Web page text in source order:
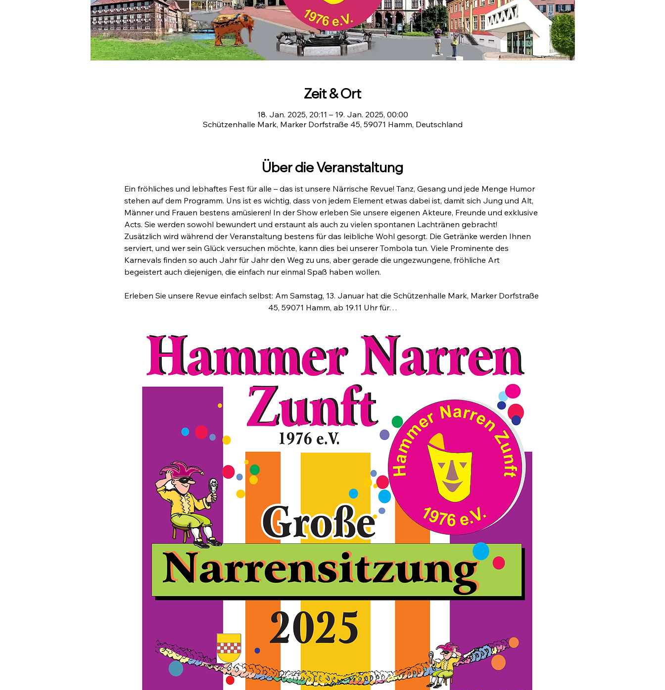
Zeit & Ort
18. Jan. 2025, 20:11 – 19. Jan. 2025, 00:00
Schützenhalle Mark, Marker Dorfstraße 45, 59071 Hamm, Deutschland
Über die Veranstaltung
Ein fröhliches und lebhaftes Fest für alle – das ist unsere Närrische Revue! Tanz, Gesang und jede Menge Humor
stehen auf dem Programm. Uns ist es wichtig, dass von jedem Element etwas dabei ist, damit sich Jung und Alt,
Männer und Frauen bestens amüsieren! In der Show erleben Sie unsere eigenen Akteure, Freunde und exklusive
Acts. Sie werden sowohl bewundert und erstaunt als auch zu vielen spontanen Lachtränen gebracht!
Zusätzlich wird während der Veranstaltung bestens für das leibliche Wohl gesorgt. Die Getränke werden Ihnen
serviert, und wer sein Glück versuchen möchte, kann dies bei unserer Tombola tun. Viele Prominente des
Karnevals finden so auch Jahr für Jahr den Weg zu uns, aber gerade die ungezwungene, fröhliche Art
begeistert auch diejenigen, die einfach nur einmal Spaß haben wollen.
Erleben Sie unsere Revue einfach selbst: Am Samstag, 13. Januar hat die Schützenhalle Mark, Marker Dorfstraße
45, 59071 Hamm, ab 19.11 Uhr für…